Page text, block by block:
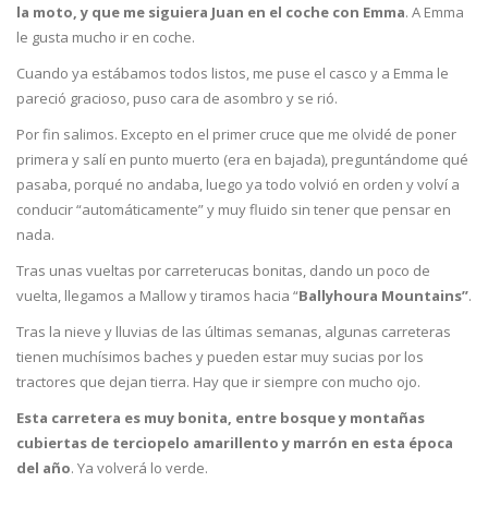
la moto, y que me siguiera Juan en el coche con Emma. A Emma
le gusta mucho ir en coche.
Cuando ya estábamos todos listos, me puse el casco y a Emma le
pareció gracioso, puso cara de asombro y se rió.
Por fin salimos. Excepto en el primer cruce que me olvidé de poner
primera y salí en punto muerto (era en bajada), preguntándome qué
pasaba, porqué no andaba, luego ya todo volvió en orden y volví a
conducir “automáticamente” y muy fluido sin tener que pensar en
nada.
Tras unas vueltas por carreterucas bonitas, dando un poco de
vuelta, llegamos a Mallow y tiramos hacia “Ballyhoura Mountains”.
Tras la nieve y lluvias de las últimas semanas, algunas carreteras
tienen muchísimos baches y pueden estar muy sucias por los
tractores que dejan tierra. Hay que ir siempre con mucho ojo.
Esta carretera es muy bonita, entre bosque y montañas
cubiertas de terciopelo amarillento y marrón en esta época
del año. Ya volverá lo verde.